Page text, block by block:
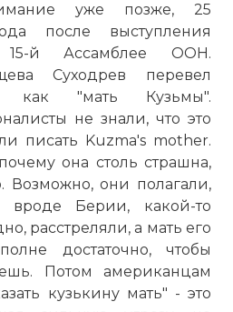
уже позже, 25
после выступления
й Ассамблее ООН.
Суходрев перевел
как "мать Кузьмы".
не знали, что это
писать Kuzma's mother.
она столь страшна,
они полагали,
вроде Берии, какой-то
расстреляли, а мать его
достаточно, чтобы
Потом американцам
кузькину мать" - это